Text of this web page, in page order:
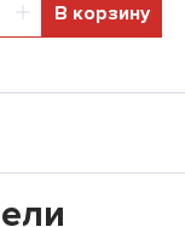
В корзину